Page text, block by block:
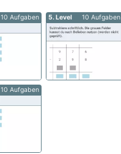
10 Aufgaben 5. Level 10 Aufgaben
10 Aufgaben